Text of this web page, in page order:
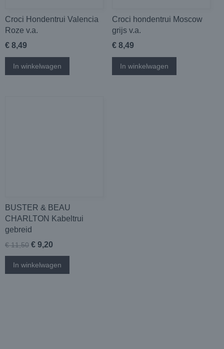
Croci Hondentrui Valencia
Roze v.a.
€ 8,49
In winkelwagen
Croci hondentrui Moscow
grijs v.a.
€ 8,49
In winkelwagen
BUSTER & BEAU
CHARLTON Kabeltrui
gebreid
€ 11,50 € 9,20
In winkelwagen